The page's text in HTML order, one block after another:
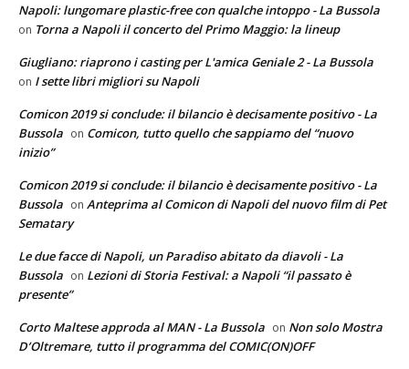
Napoli: lungomare plastic-free con qualche intoppo - La Bussola
on Torna a Napoli il concerto del Primo Maggio: la lineup
Giugliano: riaprono i casting per L'amica Geniale 2 - La Bussola
on I sette libri migliori su Napoli
Comicon 2019 si conclude: il bilancio è decisamente positivo - La
Bussola on Comicon, tutto quello che sappiamo del “nuovo
inizio”
Comicon 2019 si conclude: il bilancio è decisamente positivo - La
Bussola on Anteprima al Comicon di Napoli del nuovo film di Pet
Sematary
Le due facce di Napoli, un Paradiso abitato da diavoli - La
Bussola on Lezioni di Storia Festival: a Napoli “il passato è
presente”
Corto Maltese approda al MAN - La Bussola on Non solo Mostra
D’Oltremare, tutto il programma del COMIC(ON)OFF